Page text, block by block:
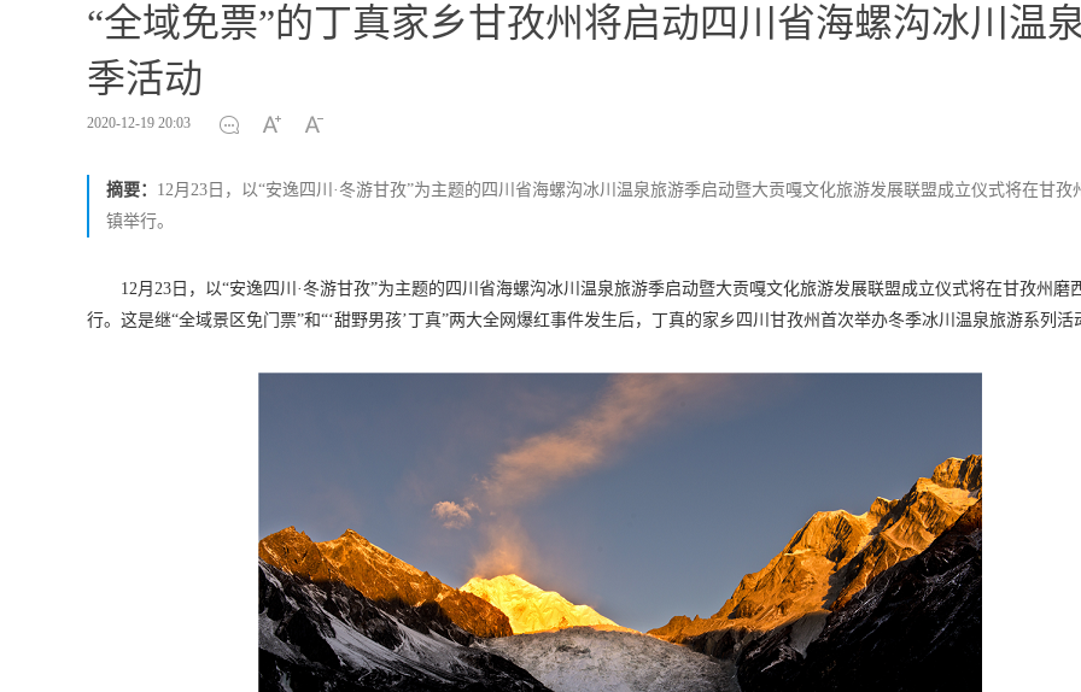
“全域免票”的丁真家乡甘孜州将启动四川省海螺沟冰川温
季活动
2020-12-19 20:03
摘要： 12月23日，以“安逸四川·冬游甘孜”为主题的四川省海螺沟冰川温泉旅游季启动暨大贡嘎文化旅游发展联盟成立仪式将在甘孜
镇举行。
12月23日，以“安逸四川·冬游甘孜”为主题的四川省海螺沟冰川温泉旅游季启动暨大贡嘎文化旅游发展联盟成立仪式将在甘孜州磨
行。这是继“全域景区免门票”和“‘甜野男孩’丁真”两大全网爆红事件发生后，丁真的家乡四川甘孜州首次举办冬季冰川温泉旅游系列活